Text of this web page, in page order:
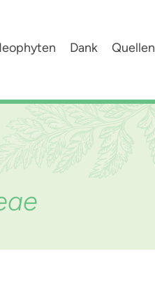
Dank Quellen